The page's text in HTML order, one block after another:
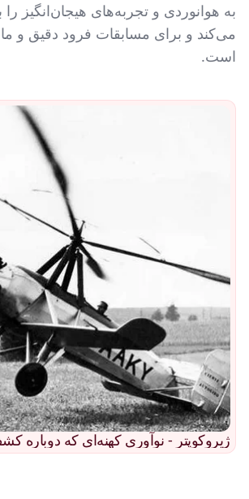
به هوانوردی و تجربه‌های هیجان‌انگیز
می‌کند و برای مسابقات فرود دقیق و
است.
ژیروکوپتر - نوآوری کهنه‌ای که دوباره